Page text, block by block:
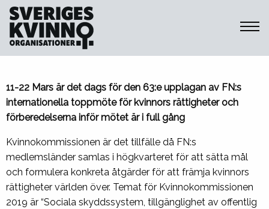
Sveriges Kvinnoorganisationer
11-22 Mars är det dags för den 63:e upplagan av FN:s
internationella toppmöte för kvinnors rättigheter och
förberedelserna inför mötet är i full gång
Kvinnokommissionen är det tillfälle då FN:s
medlemsländer samlas i högkvarteret för att sätta mål
och formulera konkreta åtgärder för att främja kvinnors
rättigheter världen över. Temat för Kvinnokommissionen
2019 är “Sociala skyddssystem, tillgänglighet av offentlig